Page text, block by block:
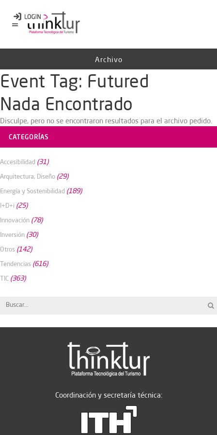
Archivo
Event Tag: Futured
Nada Encontrado
Disculpe, pero no se encontraron resultados para el archivo pedido.
CATEGORÍAS
Accesibilidad (31)
Arquitectura, Diseño (29)
Energía y Sostenibilidad (189)
I+D+i (25)
Innovación (78)
Inversión (30)
Otros (142)
Tendencias (616)
TIC (363)
Coordinación y secretaría técnica: